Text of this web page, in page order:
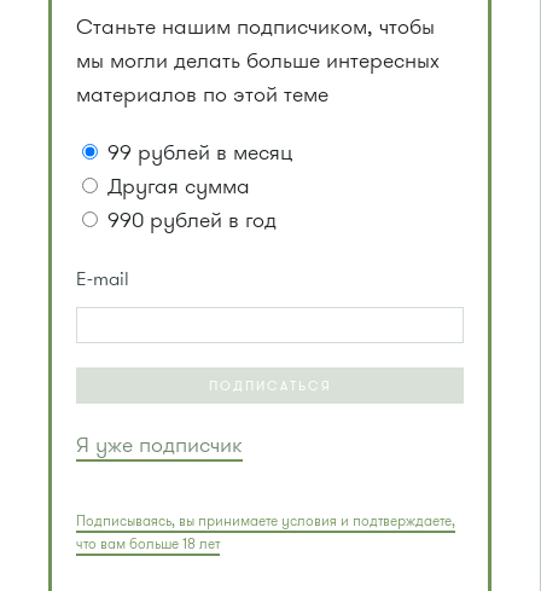
Станьте нашим подписчиком, чтобы
мы могли делать больше интересных
материалов по этой теме
99 рублей в месяц
Другая сумма
990 рублей в год
E-mail
ПОДПИСАТЬСЯ
Я уже подписчик
Подписываясь, вы принимаете условия и подтверждаете,
что вам больше 18 лет